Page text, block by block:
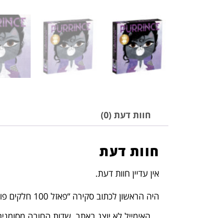
חוות דעת (0)
חוות דעת
אין עדיין חוות דעת.
היה הראשון לכתוב סקירה “פאזל 100 חלקים פורררינס”